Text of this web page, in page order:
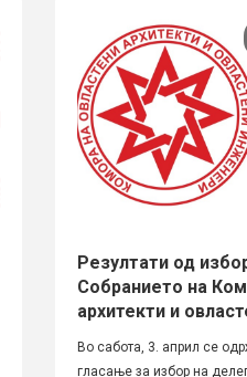
Резултати од
Собранието на
архитекти и
Во сабота, 3. април се
гласање за избор на